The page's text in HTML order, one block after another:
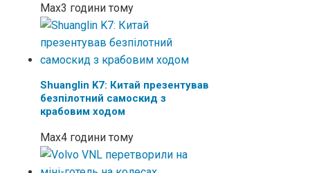
Max3 години тому
Shuanglin K7: Китай презентував
безпілотний самоскид з
крабовим ходом
Max4 години тому